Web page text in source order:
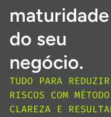
maturidade
do seu
negócio.
TUDO PARA REDUZIR
RISCOS COM
CLAREZA E